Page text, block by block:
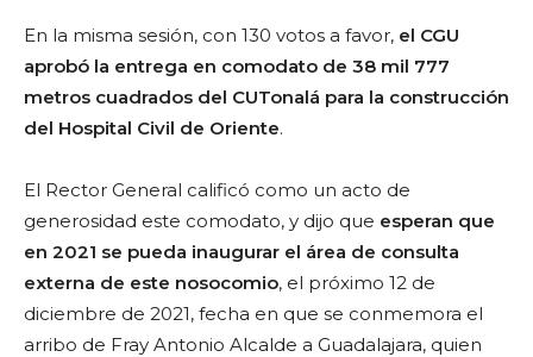
En la misma sesión, con 130 votos a favor, el CGU
aprobó la entrega en comodato de 38 mil 777
metros cuadrados del CUTonalá para la construcción
del Hospital Civil de Oriente.
El Rector General calificó como un acto de
generosidad este comodato, y dijo que esperan que
en 2021 se pueda inaugurar el área de consulta
externa de este nosocomio, el próximo 12 de
diciembre de 2021, fecha en que se conmemora el
arribo de Fray Antonio Alcalde a Guadalajara, quien